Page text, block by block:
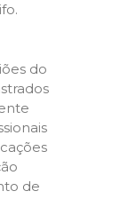
do
de